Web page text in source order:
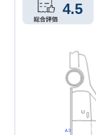
4.5